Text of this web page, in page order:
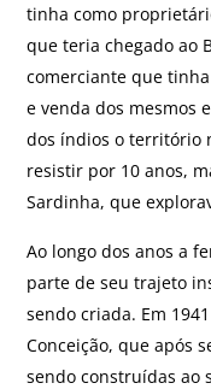
tinha como
que teria chegado ao
comerciante que
e venda dos mesmos
dos índios o território
resistir por 10 anos,
Sardinha, que
Ao longo dos anos a
parte de seu trajeto
sendo criada. Em
Conceição, que após
sendo construídas ao